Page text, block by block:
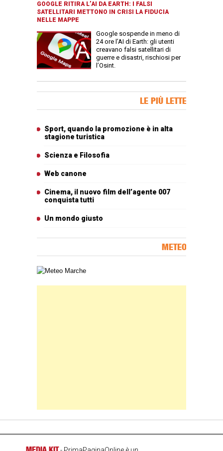
GOOGLE RITIRA L’AI DA EARTH: I FALSI
SATELLITARI METTONO IN CRISI LA FIDUCIA
NELLE MAPPE
Google sospende in meno di
24 ore l’AI di Earth: gli utenti
creavano falsi satellitari di
guerre e disastri, rischiosi per
l’Osint.
LE PIÙ LETTE
Sport, quando la promozione è in alta
stagione turistica
Scienza e Filosofia
Web canone
Cinema, il nuovo film dell’agente 007
conquista tutti
Un mondo giusto
METEO
Carta meteorologica delle Marche